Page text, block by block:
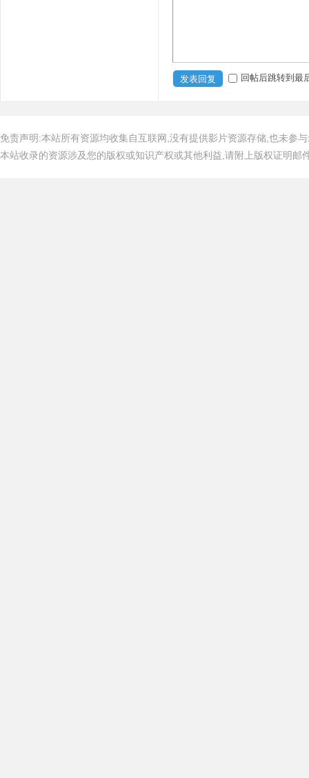
发表回复 回帖后跳转到最
免责声明:本站所有资源均收集自互联网,没有提供影片资源存储,也未参
本站收录的资源涉及您的版权或知识产权或其他利益,请附上版权证明